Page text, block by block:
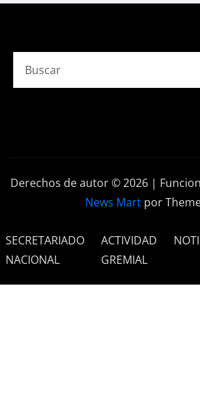
Derechos de autor © 2026 |
News Mart por
SECRETARIADO
NACIONAL
ACTIVIDAD
GREMIAL